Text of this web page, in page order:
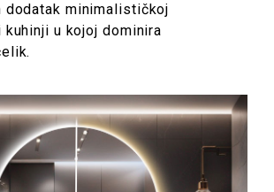
minimalističkoj
kuhinji u kojoj dominira